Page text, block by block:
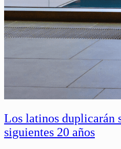
Los latinos duplicarán
siguientes 20 años